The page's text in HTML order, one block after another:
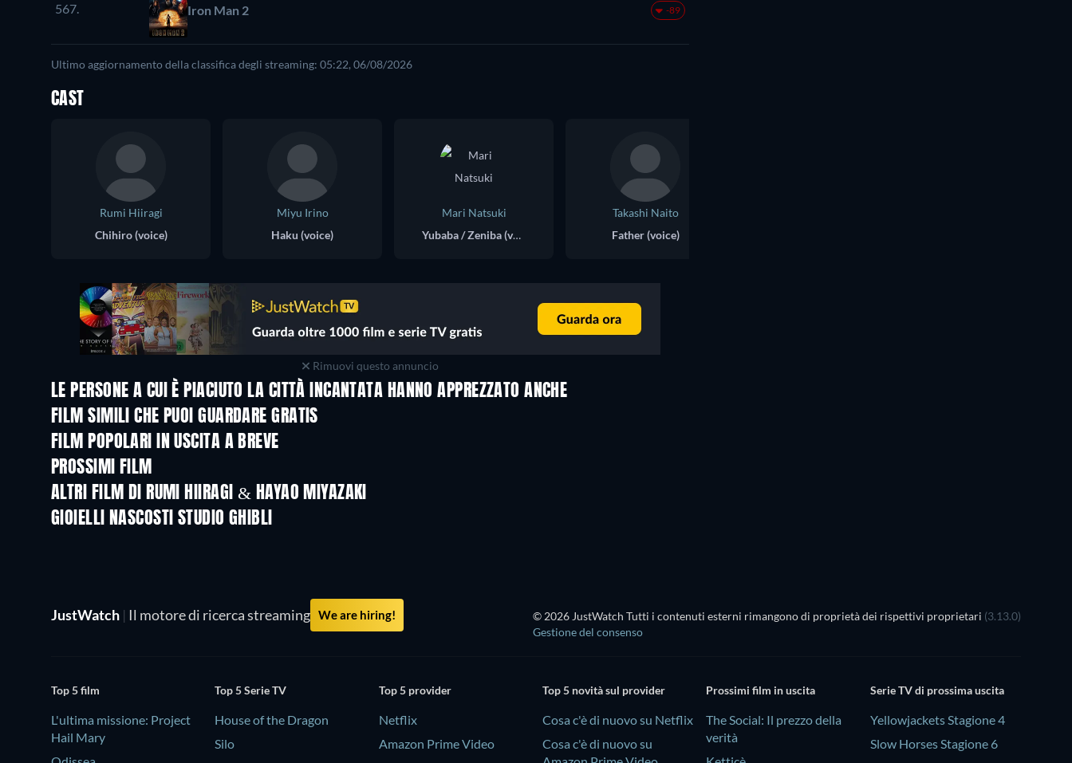
567. Iron Man 2 -89
Ultimo aggiornamento della classifica degli streaming: 05:22, 06/08/2026
CAST
Rumi Hiiragi
Chihiro (voice)
Miyu Irino
Haku (voice)
Mari Natsuki
Yubaba / Zeniba (voice)
Takashi Naito
Father (voice)
Rimuovi questo annuncio
LE PERSONE A CUI È PIACIUTO LA CITTÀ INCANTATA HANNO APPREZZATO ANCHE
FILM SIMILI CHE PUOI GUARDARE GRATIS
FILM POPOLARI IN USCITA A BREVE
PROSSIMI FILM
ALTRI FILM DI RUMI HIIRAGI & HAYAO MIYAZAKI
GIOIELLI NASCOSTI STUDIO GHIBLI
JustWatch | Il motore di ricerca streaming We are hiring! © 2026 JustWatch Tutti i contenuti esterni rimangono di proprietà dei rispettivi proprietari (3.13.0)
Gestione del consenso
Top 5 film
L'ultima missione: Project
Hail Mary
Top 5 Serie TV
House of the Dragon
Silo
Top 5 provider
Netflix
Amazon Prime Video
Top 5 novità sul provider
Cosa c'è di nuovo su Netflix
Cosa c'è di nuovo su
Prossimi film in uscita
The Social: Il prezzo della
verità
Serie TV di prossima uscita
Yellowjackets Stagione 4
Slow Horses Stagione 6